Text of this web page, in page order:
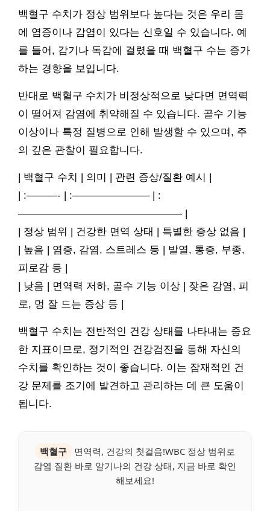
백혈구 수치가 정상 범위보다 높다는 것은 우리 몸
에 염증이나 감염이 있다는 신호일 수 있습니다. 예
를 들어, 감기나 독감에 걸렸을 때 백혈구 수는 증가
하는 경향을 보입니다.
반대로 백혈구 수치가 비정상적으로 낮다면 면역력
이 떨어져 감염에 취약해질 수 있습니다. 골수 기능
이상이나 특정 질병으로 인해 발생할 수 있으며, 주
의 깊은 관찰이 필요합니다.
| 백혈구 수치 | 의미 | 관련 증상/질환 예시 |
| :———- | :———————– | :
———————————————— |
| 정상 범위 | 건강한 면역 상태 | 특별한 증상 없음 |
| 높음 | 염증, 감염, 스트레스 등 | 발열, 통증, 부종,
피로감 등 |
| 낮음 | 면역력 저하, 골수 기능 이상 | 잦은 감염, 피
로, 멍 잘 드는 증상 등 |
백혈구 수치는 전반적인 건강 상태를 나타내는 중요
한 지표이므로, 정기적인 건강검진을 통해 자신의
수치를 확인하는 것이 좋습니다. 이는 잠재적인 건
강 문제를 조기에 발견하고 관리하는 데 큰 도움이
됩니다.
백혈구
면역력, 건강의 첫걸음!WBC 정상 범위로
감염 질환 바로 알기나의 건강 상태, 지금 바로 확인
해보세요!